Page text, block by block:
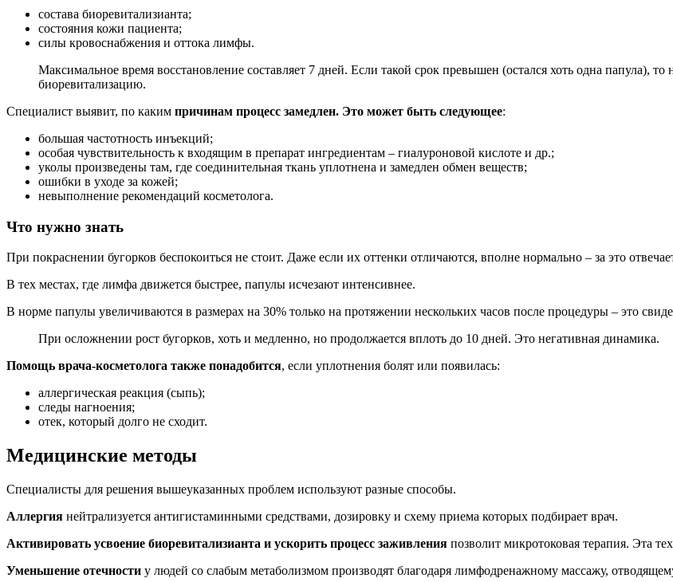
состава биоревитализианта;
состояния кожи пациента;
силы кровоснабжения и оттока лимфы.
Максимальное время восстановление составляет 7 дней. Если такой срок превышен (остался хоть одна папула),
биоревитализацию.
Специалист выявит, по каким причинам процесс замедлен. Это может быть следующее:
большая частотность инъекций;
особая чувствительность к входящим в препарат ингредиентам – гиалуроновой кислоте и др.;
уколы произведены там, где соединительная ткань уплотнена и замедлен обмен веществ;
ошибки в уходе за кожей;
невыполнение рекомендаций косметолога.
Что нужно знать
При покраснении бугорков беспокоиться не стоит. Даже если их оттенки отличаются, вполне нормально – за это
В тех местах, где лимфа движется быстрее, папулы исчезают интенсивнее.
В норме папулы увеличиваются в размерах на 30% только на протяжении нескольких часов после процедуры – это
При осложнении рост бугорков, хоть и медленно, но продолжается вплоть до 10 дней. Это негативная динамика.
Помощь врача-косметолога также понадобится, если уплотнения болят или появилась:
аллергическая реакция (сыпь);
следы нагноения;
отек, который долго не сходит.
Медицинские методы
Специалисты для решения вышеуказанных проблем используют разные способы.
Аллергия нейтрализуется антигистаминными средствами, дозировку и схему приема которых подбирает врач.
Активировать усвоение биоревитализианта и ускорить процесс заживления позволит микротоковая терапия. Эта
Уменьшение отечности у людей со слабым метаболизмом производят благодаря лимфодренажному массажу,